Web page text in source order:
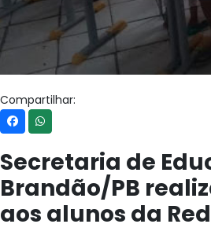
Compartilhar:
Secretaria de
Brandão/PB
aos alunos da